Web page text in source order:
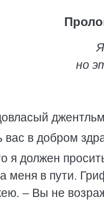
но
вас в добром
я должен
меня в пути.
– Вы не